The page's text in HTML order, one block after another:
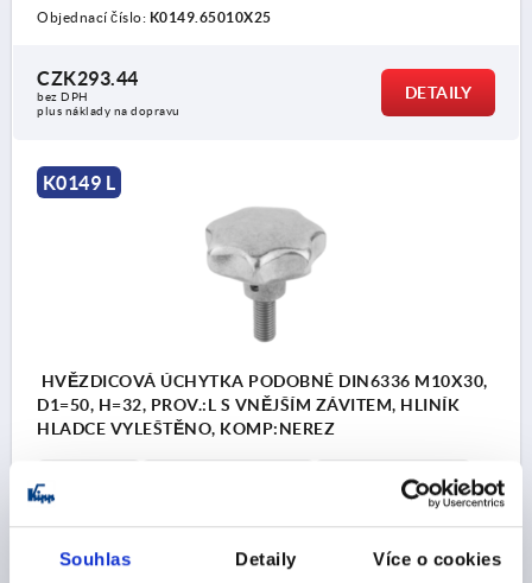
Souhlas Detaily Více o cookies
Objednací číslo: K0149.65010X25
CZK293.44
bez DPH
plus náklady na dopravu
DETAILY
K0149 L
HVĚZDICOVÁ ÚCHYTKA PODOBNÉ DIN6336 M10X30,
D1=50, H=32, PROV.:L S VNĚJŠÍM ZÁVITEM, HLINÍK
HLADCE VYLEŠTĚNO, KOMP:NEREZ
PROVEDENÍ=L
POVRCH ZÁKLADNÍHO TĚLESA=HLADCE VYLEŠTĚNO
D2=18
VÝŠKA=32